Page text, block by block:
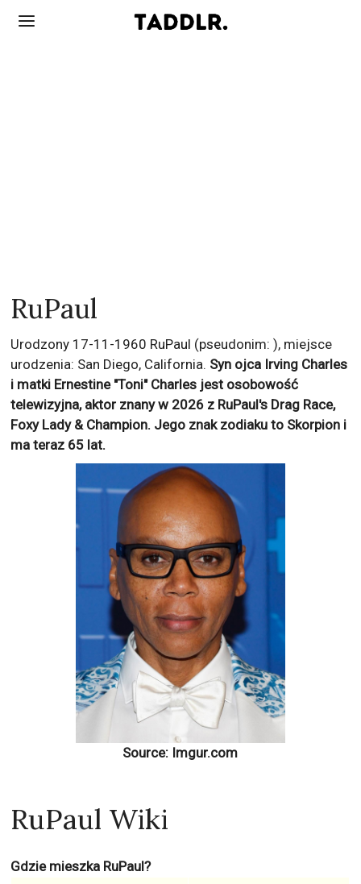
RuPaul
Urodzony 17-11-1960 RuPaul (pseudonim: ), miejsce
urodzenia: San Diego, California. Syn ojca Irving Charles
i matki Ernestine "Toni" Charles jest osobowość
telewizyjna, aktor znany w 2026 z RuPaul's Drag Race,
Foxy Lady & Champion. Jego znak zodiaku to Skorpion i
ma teraz 65 lat.
Source: Imgur.com
RuPaul Wiki
Gdzie mieszka RuPaul?